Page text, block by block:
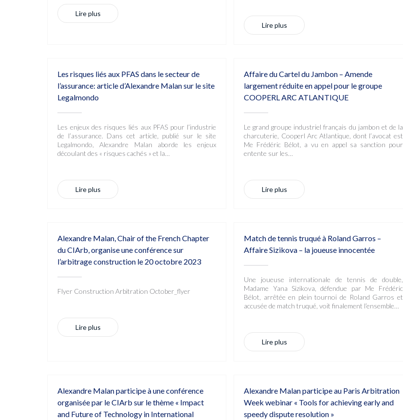
Lire plus
Lire plus
Les risques liés aux PFAS dans le secteur de
l’assurance: article d’Alexandre Malan sur le site
Legalmondo
Les enjeux des risques liés aux PFAS pour l’industrie
de l’assurance. Dans cet article, publié sur le site
Legalmondo, Alexandre Malan aborde les enjeux
découlant des « risques cachés » et la…
Lire plus
Affaire du Cartel du Jambon – Amende
largement réduite en appel pour le groupe
COOPERL ARC ATLANTIQUE
Le grand groupe industriel français du jambon et de la
charcuterie, Cooperl Arc Atlantique, dont l’avocat est
Me Frédéric Bélot, a vu en appel sa sanction pour
entente sur les…
Lire plus
Alexandre Malan, Chair of the French Chapter
du CIArb, organise une conférence sur
l’arbitrage construction le 20 octobre 2023
Flyer Construction Arbitration October_flyer
Lire plus
Match de tennis truqué à Roland Garros –
Affaire Sizikova – la joueuse innocentée
Une joueuse internationale de tennis de double,
Madame Yana Sizikova, défendue par Me Frédéric
Bélot, arrêtée en plein tournoi de Roland Garros et
accusée de match truqué, voit finalement l’ensemble…
Lire plus
Alexandre Malan participe à une conférence
organisée par le CIArb sur le thème « Impact
and Future of Technology in International
Alexandre Malan participe au Paris Arbitration
Week webinar « Tools for achieving early and
speedy dispute resolution »